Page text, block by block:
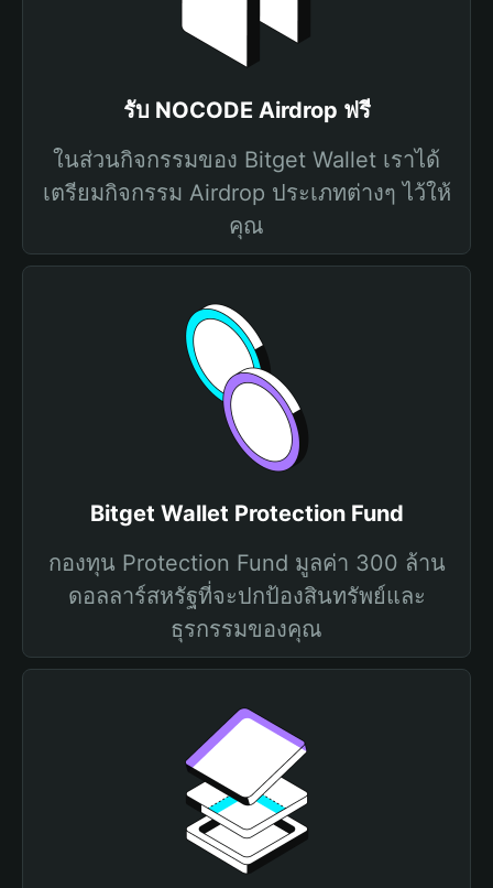
รับ NOCODE Airdrop ฟรี
ในส่วนกิจกรรมของ Bitget Wallet เราได้
เตรียมกิจกรรม Airdrop ประเภทต่างๆ ไว้ให้
คุณ
Bitget Wallet Protection Fund
กองทุน Protection Fund มูลค่า 300 ล้าน
ดอลลาร์สหรัฐที่จะปกป้องสินทรัพย์และ
ธุรกรรมของคุณ